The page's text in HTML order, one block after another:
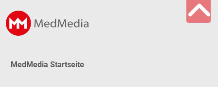
MedMedia Startseite